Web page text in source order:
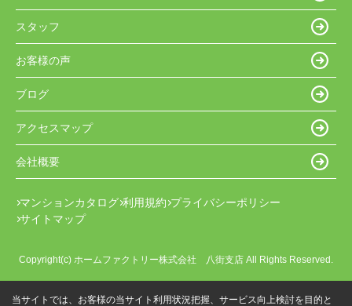
スタッフ
お客様の声
ブログ
アクセスマップ
会社概要
マンションカタログ 利用規約 プライバシーポリシー
サイトマップ
Copyright(c) ホームファクトリー株式会社 八街支店 All Rights Reserved.
当サイトでは、お客様の当サイト利用状況把握、サービス向上検討を目的と